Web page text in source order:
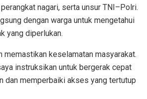
nagari, serta unsur TNI–Polri.
dengan warga untuk mengetahui
yang diperlukan.
memastikan keselamatan masyarakat.
instruksikan untuk bergerak cepat
dan memperbaiki akses yang tertutup